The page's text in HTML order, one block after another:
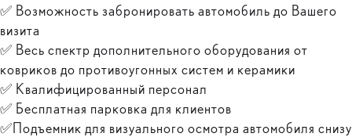
✅ Возможность забронировать автомобиль до Вашего
визита
✅ Весь спектр дополнительного оборудования от
ковриков до противоугонных систем и керамики
✅ Квалифицированный персонал
✅ Бесплатная парковка для клиентов
✅Подъемник для визуального осмотра автомобиля снизу